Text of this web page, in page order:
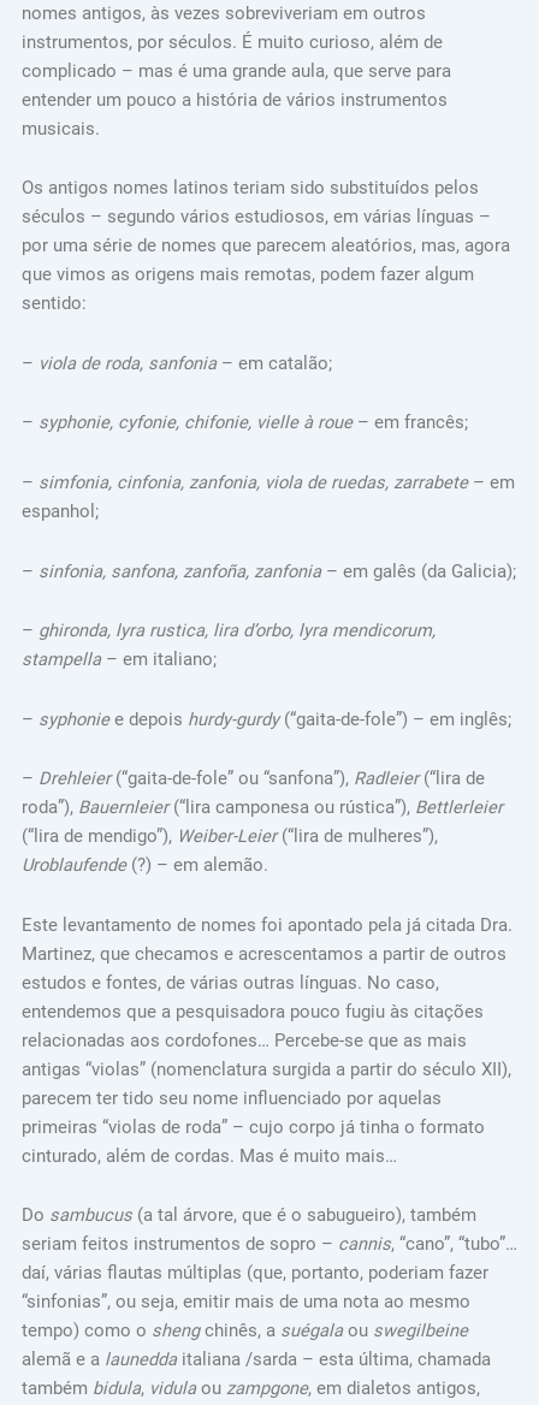
nomes antigos, às vezes sobreviveriam em outros
instrumentos, por séculos. É muito curioso, além de
complicado – mas é uma grande aula, que serve para
entender um pouco a história de vários instrumentos
musicais.
Os antigos nomes latinos teriam sido substituídos pelos
séculos – segundo vários estudiosos, em várias línguas –
por uma série de nomes que parecem aleatórios, mas, agora
que vimos as origens mais remotas, podem fazer algum
sentido:
– viola de roda, sanfonia – em catalão;
– syphonie, cyfonie, chifonie, vielle à roue– em francês;
– simfonia, cinfonia, zanfonia, viola de ruedas, zarrabete– em
espanhol;
– sinfonia, sanfona, zanfoña, zanfonia– em galês (da Galicia);
– ghironda, lyra rustica, lira d’orbo, lyra mendicorum,
stampella– em italiano;
– syphoniee depois hurdy-gurdy(“gaita-de-fole”) – em inglês;
– Drehleier(“gaita-de-fole” ou “sanfona”), Radleier(“lira de
roda”), Bauernleier(“lira camponesa ou rústica”), Bettlerleier
(“lira de mendigo”), Weiber-Leier(“lira de mulheres”),
Uroblaufende (?) – em alemão.
Este levantamento de nomes foi apontado pela já citada Dra.
Martinez, que checamos e acrescentamos a partir de outros
estudos e fontes, de várias outras línguas. No caso,
entendemos que a pesquisadora pouco fugiu às citações
relacionadas aos cordofones… Percebe-se que as mais
antigas “violas” (nomenclatura surgida a partir do século XII),
parecem ter tido seu nome influenciado por aquelas
primeiras “violas de roda” – cujo corpo já tinha o formato
cinturado, além de cordas. Mas é muito mais…
Do sambucus(a tal árvore, que é o sabugueiro), também
seriam feitos instrumentos de sopro – cannis, “cano”, “tubo”…
daí, várias flautas múltiplas (que, portanto, poderiam fazer
“sinfonias”, ou seja, emitir mais de uma nota ao mesmo
tempo) como o shengchinês, a suégalaou swegilbeine
alemã e a launeddaitaliana /sarda – esta última, chamada
também bidula, vidulaou zampgone, em dialetos antigos,